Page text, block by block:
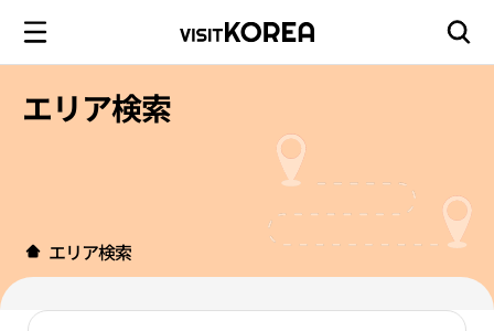
エリア検索
エリア検索